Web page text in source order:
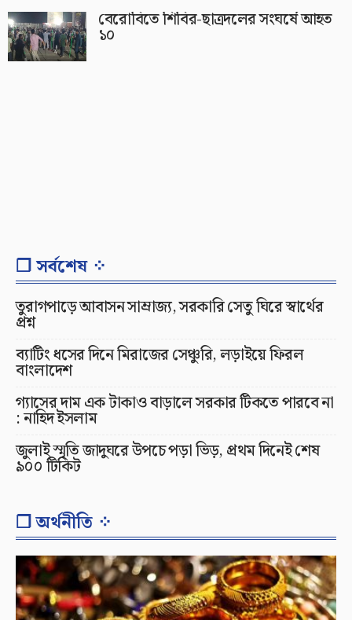
বেরোবিতে শিবির-ছাত্রদলের সংঘর্ষে আহত
১০
❐ সর্বশেষ ⁘
তুরাগপাড়ে আবাসন সাম্রাজ্য, সরকারি সেতু ঘিরে স্বার্থের
প্রশ্ন
ব্যাটিং ধসের দিনে মিরাজের সেঞ্চুরি, লড়াইয়ে ফিরল
বাংলাদেশ
গ্যাসের দাম এক টাকাও বাড়ালে সরকার টিকতে পারবে না
: নাহিদ ইসলাম
জুলাই স্মৃতি জাদুঘরে উপচে পড়া ভিড়, প্রথম দিনেই শেষ
৯০০ টিকিট
❐ অর্থনীতি ⁘